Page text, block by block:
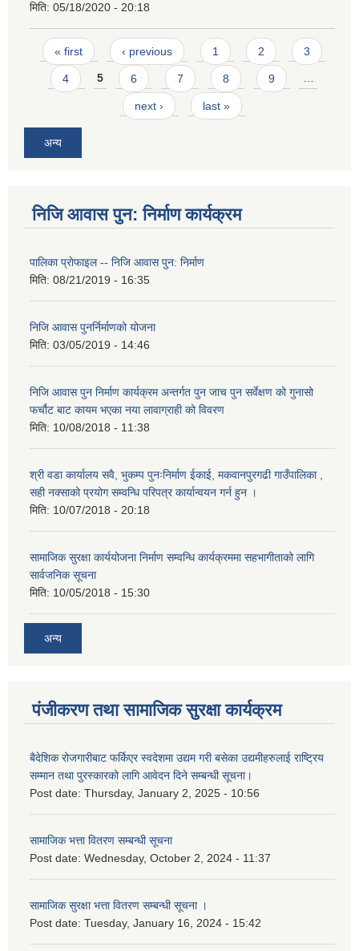
मिति: 05/18/2020 - 20:18
Pages
« first ‹ previous 1 2 3
4 5 6 7 8 9 …
next › last »
अन्य
निजि आवास पुन: निर्माण कार्यक्रम
पालिका प्राेफाइल -- निजि आवास पुन: निर्माण
मिति: 08/21/2019 - 16:35
निजि आवास पुनर्निर्माणको योजना
मिति: 03/05/2019 - 14:46
निजि आवास पुन निर्माण कार्यक्रम अन्तर्गत पुन जाच पुन सर्वेक्षण को गुनासो
फर्चौट बाट कायम भएका नया लावाग्राही को विवरण
मिति: 10/08/2018 - 11:38
श्री वडा कार्यालय सवै, भुकम्प पुनःनिर्माण ईकाई, मकवानपुरगढी गाउँपालिका ,
सही नक्साको प्रयोग सम्वन्धि परिपत्र कार्यान्वयन गर्न हुन ।
मिति: 10/07/2018 - 20:18
सामाजिक सुरक्षा कार्ययोजना निर्माण सम्वन्धि कार्यक्रममा सहभागीताको लागि
सार्वजनिक सूचना
मिति: 10/05/2018 - 15:30
अन्य
पंजीकरण तथा सामाजिक सुरक्षा कार्यक्रम
बैदेशिक रोजगारीबाट फर्किएर स्वदेशमा उद्यम गरी बसेका उद्यमीहरुलाई राष्‍ट्रिय
सम्मान तथा पुरस्कारको लागि आवेदन दिने सम्बन्धी सूचना।
Post date: Thursday, January 2, 2025 - 10:56
सामाजिक भत्ता वितरण सम्बन्धी सूचना
Post date: Wednesday, October 2, 2024 - 11:37
सामाजिक सुरक्षा भत्ता वितरण सम्बन्धी सूचना ।
Post date: Tuesday, January 16, 2024 - 15:42